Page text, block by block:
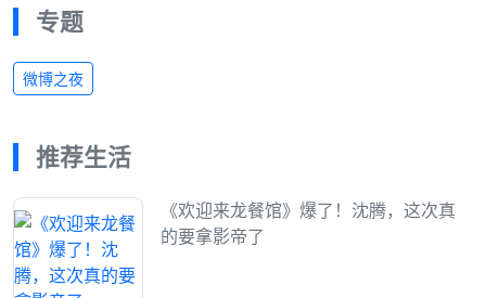
专题
微博之夜
推荐生活
《欢迎来龙餐馆》爆了！沈腾，这次真
的要拿影帝了